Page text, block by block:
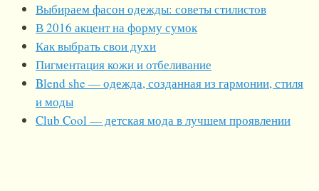
Выбираем фасон одежды: советы стилистов
В 2016 акцент на форму сумок
Как выбрать свои духи
Пигментация кожи и отбеливание
Blend she — одежда, созданная из гармонии, стиля
и моды
Club Cool — детская мода в лучшем проявлении